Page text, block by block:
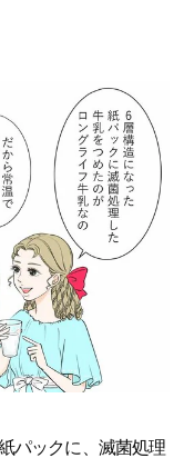
パックに、滅菌処理